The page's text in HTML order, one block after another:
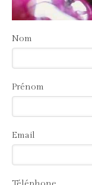
Nom
Prénom
Email